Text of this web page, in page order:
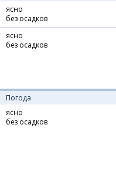
ясно
без осадков
ясно
без осадков
Погода
ясно
без осадков